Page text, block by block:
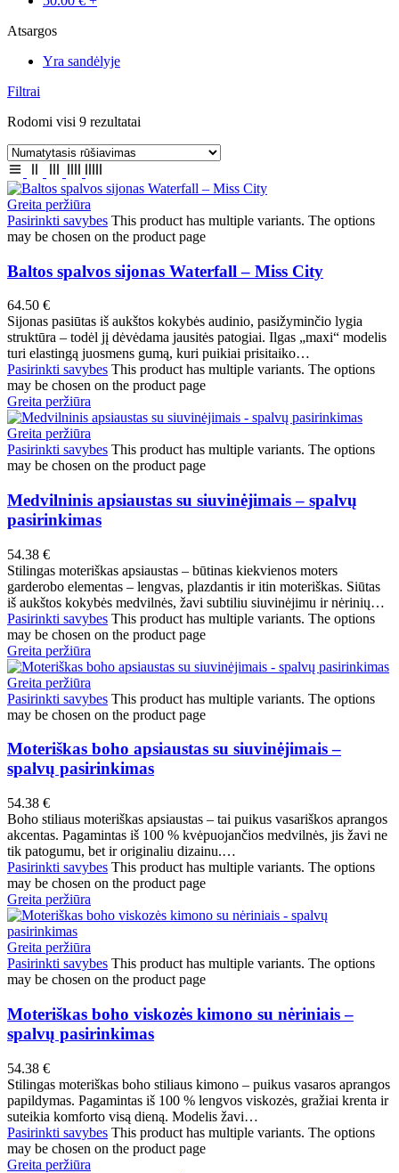
Atsargos
Yra sandėlyje
Filtrai
Rodomi visi 9 rezultatai
Greita peržiūra
Pasirinkti savybes This product has multiple variants. The options
may be chosen on the product page
Baltos spalvos sijonas Waterfall – Miss City
64.50 €
Sijonas pasiūtas iš aukštos kokybės audinio, pasižyminčio lygia
struktūra – todėl jį dėvėdama jausitės patogiai. Ilgas „maxi“ modelis
turi elastingą juosmens gumą, kuri puikiai prisitaiko…
Pasirinkti savybes This product has multiple variants. The options
may be chosen on the product page
Greita peržiūra
Greita peržiūra
Pasirinkti savybes This product has multiple variants. The options
may be chosen on the product page
Medvilninis apsiaustas su siuvinėjimais – spalvų
pasirinkimas
54.38 €
Stilingas moteriškas apsiaustas – būtinas kiekvienos moters
garderobo elementas – lengvas, plazdantis ir itin moteriškas. Siūtas
iš aukštos kokybės medvilnės, žavi subtiliu siuvinėjimu ir nėrinių…
Pasirinkti savybes This product has multiple variants. The options
may be chosen on the product page
Greita peržiūra
Greita peržiūra
Pasirinkti savybes This product has multiple variants. The options
may be chosen on the product page
Moteriškas boho apsiaustas su siuvinėjimais –
spalvų pasirinkimas
54.38 €
Boho stiliaus moteriškas apsiaustas – tai puikus vasariškos aprangos
akcentas. Pagamintas iš 100 % kvėpuojančios medvilnės, jis žavi ne
tik patogumu, bet ir originaliu dizainu.…
Pasirinkti savybes This product has multiple variants. The options
may be chosen on the product page
Greita peržiūra
Greita peržiūra
Pasirinkti savybes This product has multiple variants. The options
may be chosen on the product page
Moteriškas boho viskozės kimono su nėriniais –
spalvų pasirinkimas
54.38 €
Stilingas moteriškas boho stiliaus kimono – puikus vasaros aprangos
papildymas. Pagamintas iš 100 % lengvos viskozės, gražiai krenta ir
suteikia komforto visą dieną. Modelis žavi…
Pasirinkti savybes This product has multiple variants. The options
may be chosen on the product page
Greita peržiūra